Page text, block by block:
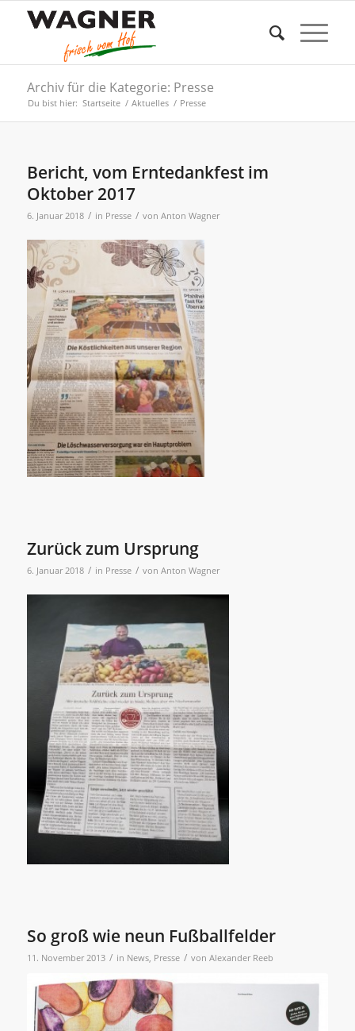
Archiv für die Kategorie: Presse
Du bist hier: Startseite / Aktuelles / Presse
Bericht, vom Erntedankfest im
Oktober 2017
6. Januar 2018 / in Presse / von Anton Wagner
Zurück zum Ursprung
6. Januar 2018 / in Presse / von Anton Wagner
So groß wie neun Fußballfelder
11. November 2013 / in News, Presse / von Alexander Reeb